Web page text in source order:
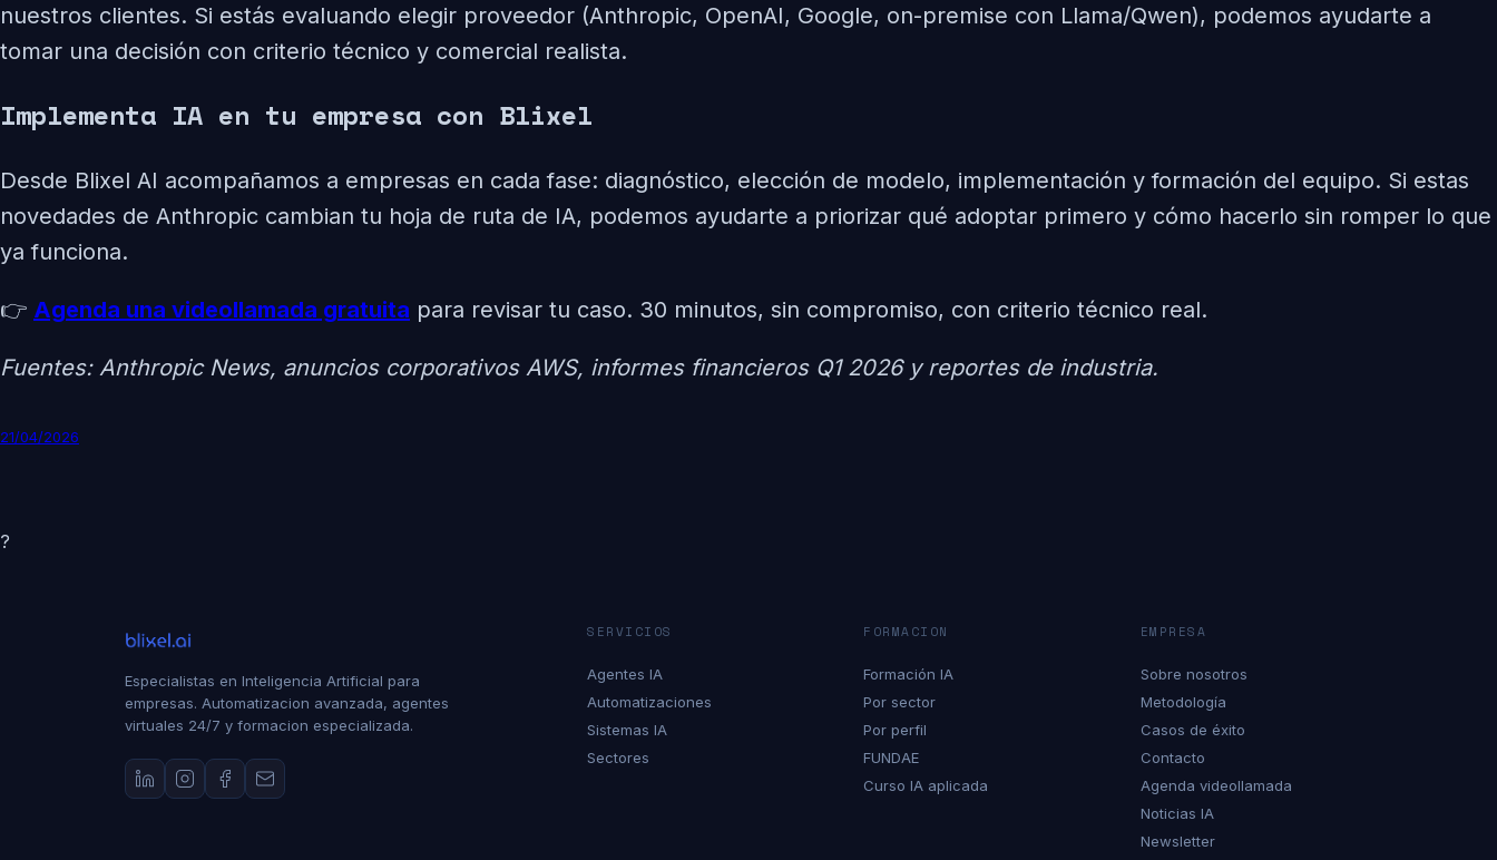
nuestros clientes. Si estás evaluando elegir proveedor (Anthropic, OpenAI, Google, on-premise con Llama/Qwen), podemos ayudarte a
tomar una decisión con criterio técnico y comercial realista.
Implementa IA en tu empresa con Blixel
Desde Blixel AI acompañamos a empresas en cada fase: diagnóstico, elección de modelo, implementación y formación del equipo. Si estas
novedades de Anthropic cambian tu hoja de ruta de IA, podemos ayudarte a priorizar qué adoptar primero y cómo hacerlo sin romper lo que
ya funciona.
👉 Agenda una videollamada gratuita para revisar tu caso. 30 minutos, sin compromiso, con criterio técnico real.
Fuentes: Anthropic News, anuncios corporativos AWS, informes financieros Q1 2026 y reportes de industria.
21/04/2026
?
Especialistas en Inteligencia Artificial para
empresas. Automatizacion avanzada, agentes
virtuales 24/7 y formacion especializada.
SERVICIOS
Agentes IA
Automatizaciones
Sistemas IA
Sectores
FORMACION
Formación IA
Por sector
Por perfil
FUNDAE
Curso IA aplicada
EMPRESA
Sobre nosotros
Metodología
Casos de éxito
Contacto
Agenda videollamada
Noticias IA
Newsletter